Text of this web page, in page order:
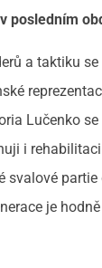
posledním
a taktiku
Lučenko
i
svalové
je